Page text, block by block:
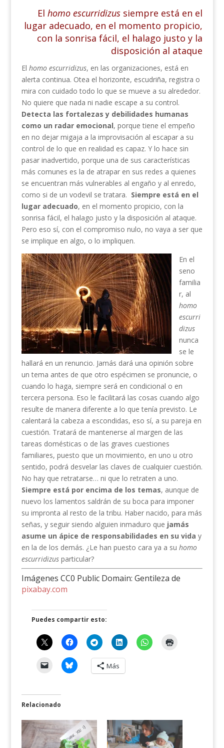
Elhomo escurridizus siempre está en el
lugar adecuado, en el momento propicio,
con la sonrisa fácil, el halago justo y la
disposición al ataque
El homo escurridizus, en las organizaciones, está en
alerta continua. Otea el horizonte, escudriña, registra o
mira con cuidado todo lo que se mueve a su alrededor.
No quiere que nada ni nadie escape a su control.
Detecta las fortalezas y debilidades humanas
como un radar emocional, porque tiene el empeño
en no dejar migaja a la improvisación al escapar a su
control de lo que en realidad es capaz. Y lo hace sin
pasar inadvertido, porque una de sus características
más comunes es la de atrapar en sus redes a quienes
se encuentran más vulnerables al engaño y al enredo,
como si de un vodevil se tratara. Siempre está en el
lugar adecuado, en el momento propicio, con la
sonrisa fácil, el halago justo y la disposición al ataque.
Pero eso sí, con el compromiso nulo, no vaya a ser que
se implique en algo, o lo impliquen.
En el
seno
familia
r, al
homo
escurri
dizus
nunca
se le
hallará en un renuncio. Jamás dará una opinión sobre
un tema antes de que otro espécimen se pronuncie, o
cuando lo haga, siempre será en condicional o en
tercera persona. Eso le facilitará las cosas cuando algo
resulte de manera diferente a lo que tenía previsto. Le
calentará la cabeza a escondidas, eso sí, a su pareja en
cuestión. Tratará de mantenerse al margen de las
tareas domésticas o de las graves cuestiones
familiares, puesto que un movimiento, en uno u otro
sentido, podrá desvelar las claves de cualquier cuestión.
No hay que retratarse… ni que lo retraten a uno.
Siempre está por encima de los temas, aunque de
nuevo los lamentos saldrán de su boca para imponer
su impronta al resto de la tribu. Haber nacido, para más
señas, y seguir siendo alguien inmaduro que jamás
asume un ápice de responsabilidades en su vida y
en la de los demás. ¿Le han puesto cara ya a su homo
escurridizusparticular?
Imágenes CC0 Public Domain: Gentileza de
pixabay.com
Puedes compartir esto:
Más
Relacionado